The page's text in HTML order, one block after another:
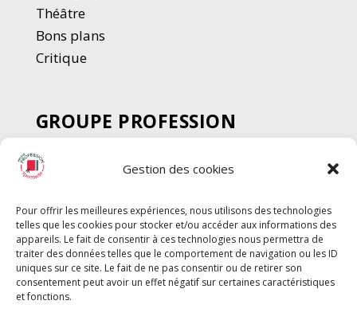
Gestion des cookies
Pour offrir les meilleures expériences, nous utilisons des technologies
telles que les cookies pour stocker et/ou accéder aux informations des
appareils. Le fait de consentir à ces technologies nous permettra de
traiter des données telles que le comportement de navigation ou les ID
uniques sur ce site. Le fait de ne pas consentir ou de retirer son
consentement peut avoir un effet négatif sur certaines caractéristiques
et fonctions.
Théâtre
Bons plans
Critique
GROUPE PROFESSION
SPECTACLE
Chèque Intermittents
Chèque Compta
Chèque Emploi Spectacle
G-Pods
Profession Audio-visuel